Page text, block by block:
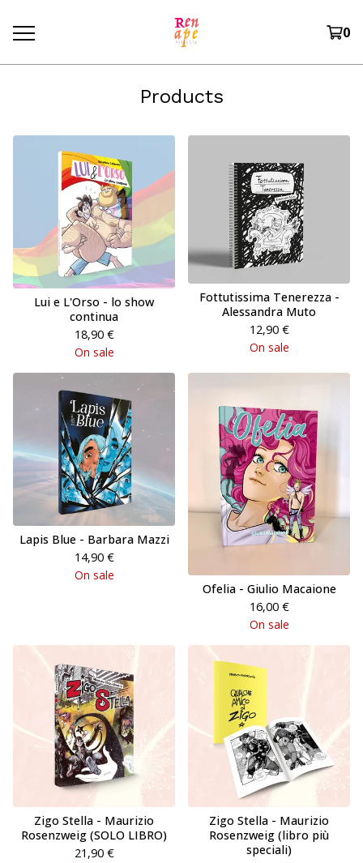
0
Products
Lui e L'Orso - lo show
continua
18,90 €
On sale
Fottutissima Tenerezza -
Alessandra Muto
12,90 €
On sale
Lapis Blue - Barbara Mazzi
14,90 €
On sale
Ofelia - Giulio Macaione
16,00 €
On sale
Zigo Stella - Maurizio
Rosenzweig (SOLO LIBRO)
21,90 €
Zigo Stella - Maurizio
Rosenzweig (libro più
speciali)